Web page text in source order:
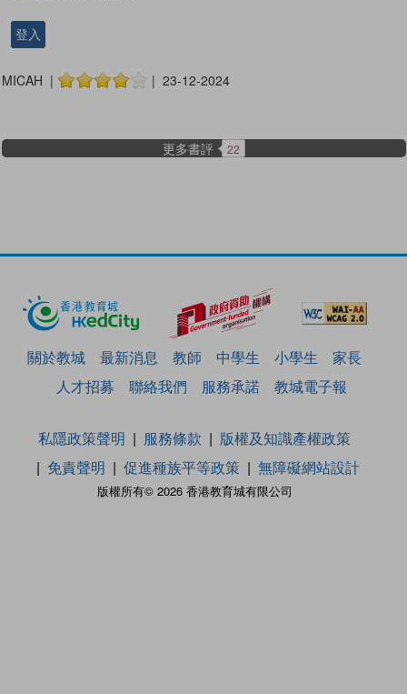
登入
MICAH | | 23-12-2024
更多書評 22
關於教城 最新消息 教師 中學生 小學生
家長
人才招募
聯絡我們 服務承諾 教城電子報
版權所有© 2026 香港教育城有限公司
私隱政策聲明 服務條款
版權及知識產權政策
免責聲明
促進種族平等政策 無障礙網站設計